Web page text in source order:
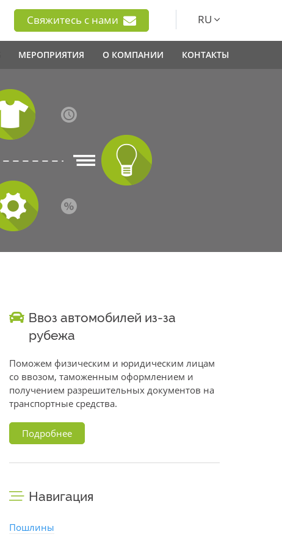
Свяжитесь с нами RU
МЕРОПРИЯТИЯ О КОМПАНИИ КОНТАКТЫ
Ввоз автомобилей из-за
рубежа
Поможем физическим и юридическим лицам
со ввозом, таможенным оформлением и
получением разрешительных документов на
транспортные средства.
Подробнее
Навигация
Пошлины